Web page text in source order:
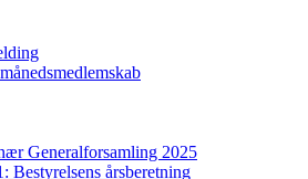
Generalforsamling 2025
Bestyrelsens årsberetning